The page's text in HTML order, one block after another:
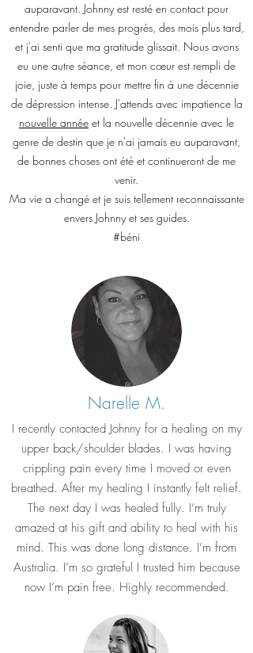
auparavant. Johnny est resté en contact pour
entendre parler de mes progrès, des mois plus tard,
et j'ai senti que ma gratitude glissait. Nous avons
eu une autre séance, et mon cœur est rempli de
joie, juste à temps pour mettre fin à une décennie
de dépression intense. J'attends avec impatience la
nouvelle année et la nouvelle décennie avec le
genre de destin que je n'ai jamais eu auparavant,
de bonnes choses ont été et continueront de me
venir.
Ma vie a changé et je suis tellement reconnaissante
envers Johnny et ses guides.
#béni
Narelle M.
I recently contacted Johnny for a healing on my
upper back/shoulder blades. I was having
crippling pain every time I moved or even
breathed. After my healing I instantly felt relief.
The next day I was healed fully. I’m truly
amazed at his gift and ability to heal with his
mind. This was done long distance. I’m from
Australia. I’m so grateful I trusted him because
now I’m pain free. Highly recommended.